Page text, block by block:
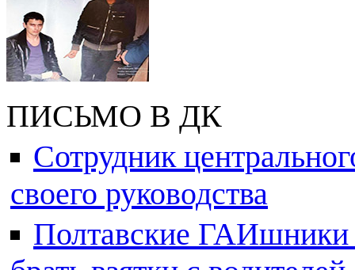
ПИСЬМО В ДК
Сотрудник
своего руководства
Полтавские ГАИшники